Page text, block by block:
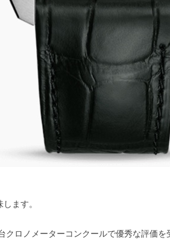
ます。
クロノメーターコンクールで優秀な評価を